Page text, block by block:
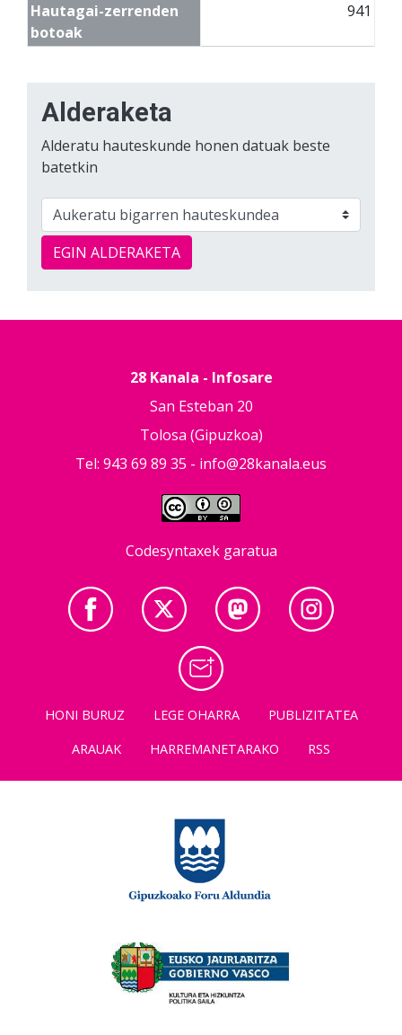
Hautagai-zerrenden
botoak
941
Alderaketa
Alderatu hauteskunde honen datuak beste
batetkin
EGIN ALDERAKETA
28 Kanala - Infosare
San Esteban 20
Tolosa (Gipuzkoa)
Tel: 943 69 89 35 - info@28kanala.eus
Codesyntaxek garatua
HONI BURUZ LEGE OHARRA
PUBLIZITATEA
ARAUAK
HARREMANETARAKO RSS